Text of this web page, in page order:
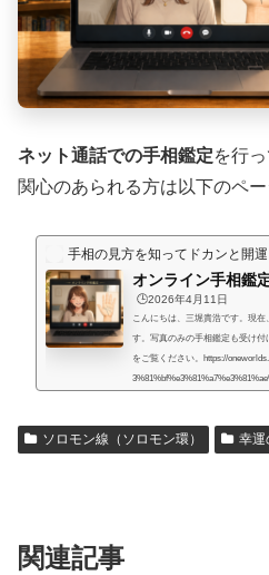
ネット通話での手相鑑定を行っ
関心のあられる方は以下のペー
手相の見方を知ってドカンと開運
オンライン手相鑑
🕒️2026年4月11日
こんにちは、三堀貴浩です。現
す。写真のみの手相鑑定も受け
をご覧ください。https://
識や人生を取り巻く法則を教えて
ソロモン線（ソロモン環） 幸運
関連記事